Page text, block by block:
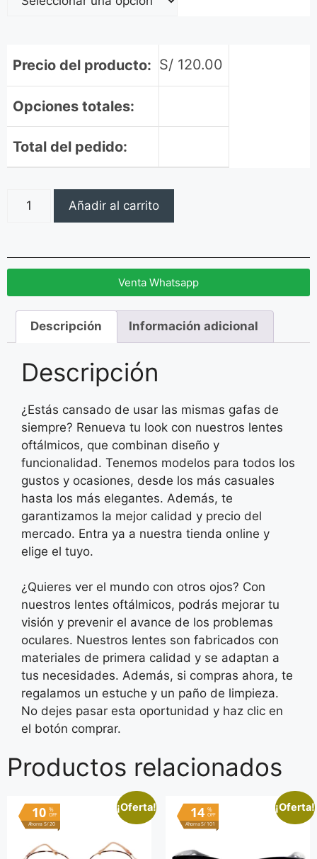
Precio del producto: S/ 120.00
Opciones totales:
Total del pedido:
Añadir al carrito
Venta Whatsapp
Descripción Información adicional
Descripción
¿Estás cansado de usar las mismas gafas de
siempre? Renueva tu look con nuestros lentes
oftálmicos, que combinan diseño y
funcionalidad. Tenemos modelos para todos los
gustos y ocasiones, desde los más casuales
hasta los más elegantes. Además, te
garantizamos la mejor calidad y precio del
mercado. Entra ya a nuestra tienda online y
elige el tuyo.
¿Quieres ver el mundo con otros ojos? Con
nuestros lentes oftálmicos, podrás mejorar tu
visión y prevenir el avance de los problemas
oculares. Nuestros lentes son fabricados con
materiales de primera calidad y se adaptan a
tus necesidades. Además, si compras ahora, te
regalamos un estuche y un paño de limpieza.
No dejes pasar esta oportunidad y haz clic en
el botón comprar.
Productos relacionados
¡Oferta!
%
OFF
10
Ahorra S/ 20
¡Oferta!
%
OFF
14
Ahorra S/ 101